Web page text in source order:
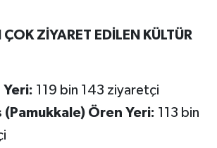
ZİYARET EDİLEN KÜLTÜR
Yeri: 119 bin 143 ziyaretçi
(Pamukkale) Ören Yeri: 113 bin